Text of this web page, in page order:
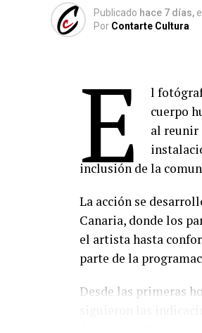
Publicado hace 7 días, el
Por Contarte Cultura
E l
cuerpo
al reunir
inclusión de la
La acción se
Canaria, donde los
el artista hasta
parte de la
Desde las primeras
desde un edificio